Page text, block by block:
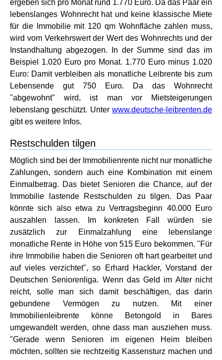
ergeben sich pro Monat rund 1.770 Euro. Da das Paar ein
lebenslanges Wohnrecht hat und keine klassische Miete
für die Immobilie mit 120 qm Wohnfläche zahlen muss,
wird vom Verkehrswert der Wert des Wohnrechts und der
Instandhaltung abgezogen. In der Summe sind das im
Beispiel 1.020 Euro pro Monat. 1.770 Euro minus 1.020
Euro: Damit verbleiben als monatliche Leibrente bis zum
Lebensende gut 750 Euro. Da das Wohnrecht
"abgewohnt" wird, ist man vor Mietsteigerungen
lebenslang geschützt. Unter www.deutsche-leibrenten.de
gibt es weitere Infos.
Restschulden tilgen
Möglich sind bei der Immobilienrente nicht nur monatliche
Zahlungen, sondern auch eine Kombination mit einem
Einmalbetrag. Das bietet Senioren die Chance, auf der
Immobilie lastende Restschulden zu tilgen. Das Paar
könnte sich also etwa zu Vertragsbeginn 40.000 Euro
auszahlen lassen. Im konkreten Fall würden sie
zusätzlich zur Einmalzahlung eine lebenslange
monatliche Rente in Höhe von 515 Euro bekommen. "Für
ihre Immobilie haben die Senioren oft hart gearbeitet und
auf vieles verzichtet", so Erhard Hackler, Vorstand der
Deutschen Seniorenliga. Wenn das Geld im Alter nicht
reicht, solle man sich damit beschäftigen, das darin
gebundene Vermögen zu nutzen. Mit einer
Immobilienleibrente könne Betongold in Bares
umgewandelt werden, ohne dass man ausziehen muss.
"Gerade wenn Senioren im eigenen Heim bleiben
möchten, sollten sie rechtzeitig Kassensturz machen und